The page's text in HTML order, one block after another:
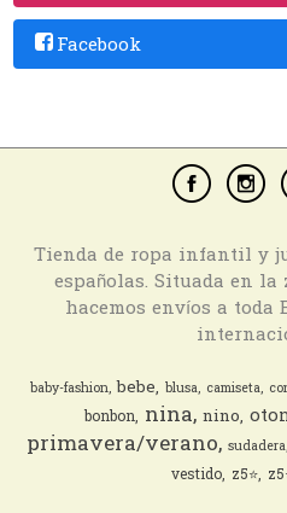
Facebook
Tienda de ropa infantil y
españolas. Situada en
hacemos envíos a toda
baby-fashion bebe blusa camiseta
bonbon nina nino
primavera/verano sudadera
vestido z5⭐️